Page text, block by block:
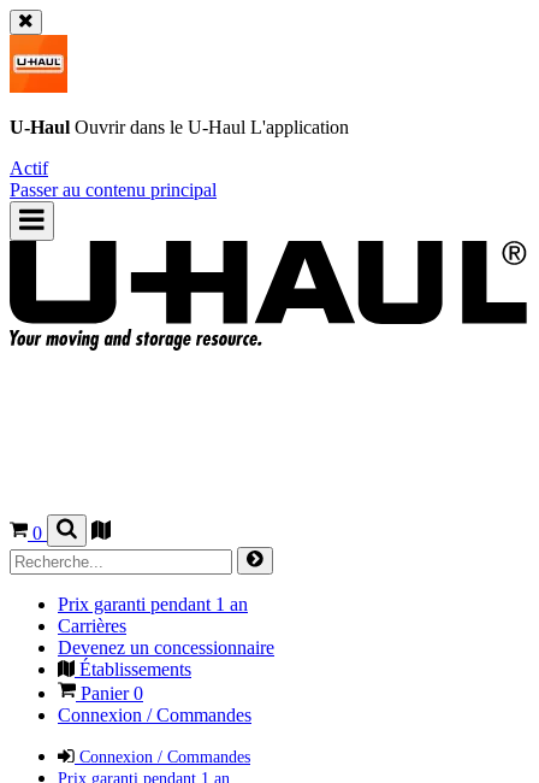
U-Haul Ouvrir dans le U-Haul L'application
Actif
Passer au contenu principal
0
Prix garanti pendant 1 an
Carrières
Devenez un concessionnaire
Établissements
Panier0
Connexion / Commandes
Connexion / Commandes
Prix garanti pendant 1 an